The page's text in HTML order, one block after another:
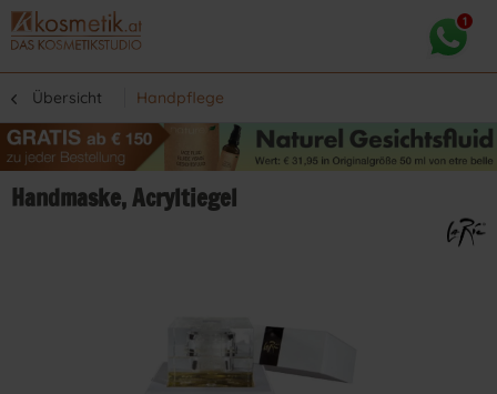
Übersicht Handpflege
Handmaske, Acryltiegel